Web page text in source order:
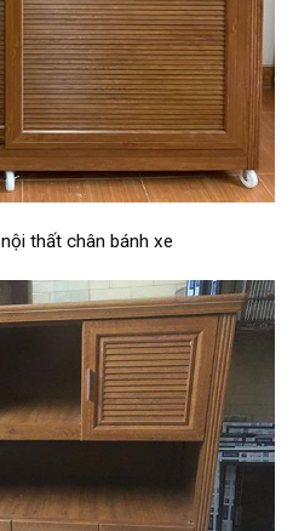
thất chân bánh xe